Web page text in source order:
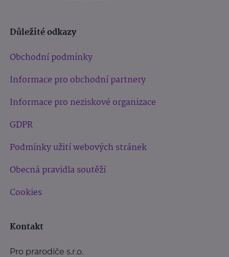
Důležité odkazy
Obchodní podmínky
Informace pro obchodní partnery
Informace pro neziskové organizace
GDPR
Podmínky užití webových stránek
Obecná pravidla soutěží
Cookies
Kontakt
Pro prarodiče s.r.o.